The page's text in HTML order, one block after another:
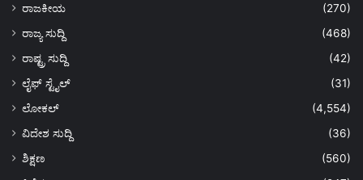
ರಾಜಕೀಯ
(270)
ರಾಜ್ಯ ಸುದ್ದಿ
(468)
ರಾಷ್ಟ್ರ ಸುದ್ದಿ
(42)
ಲೈಫ್ ಸ್ಟೈಲ್
(31)
ಲೋಕಲ್
(4,554)
ವಿದೇಶ ಸುದ್ದಿ
(36)
ಶಿಕ್ಷಣ
(560)